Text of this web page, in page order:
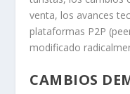
venta, los avances
plataformas P2P
modificado
CAMBIOS